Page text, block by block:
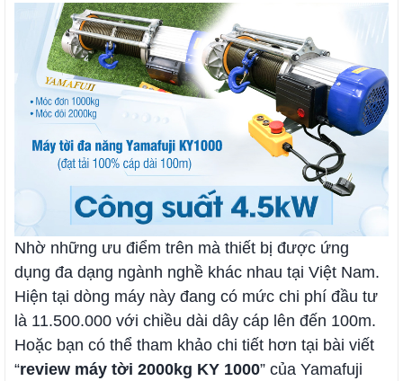
Nhờ những ưu điểm trên mà thiết bị được ứng
dụng đa dạng ngành nghề khác nhau tại Việt Nam.
Hiện tại dòng máy này đang có mức chi phí đầu tư
là 11.500.000 với chiều dài dây cáp lên đến 100m.
Hoặc bạn có thể tham khảo chi tiết hơn tại bài viết
“review máy tời 2000kg KY 1000” của Yamafuji